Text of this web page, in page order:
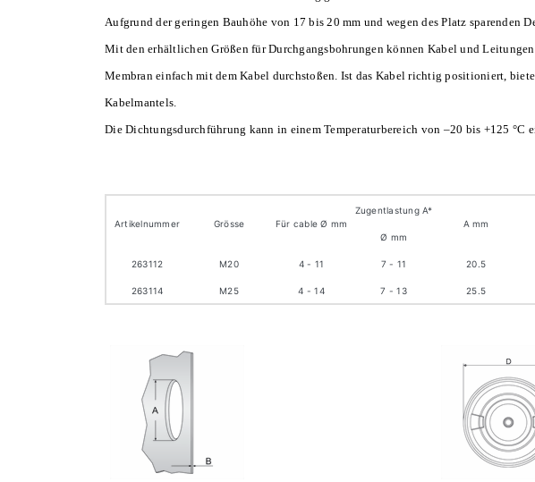
Aufgrund der geringen Bauhöhe von 17 bis 20 mm und wegen des Platz
Mit den erhältlichen Größen für Durchgangsbohrungen können Kabel und
Membran einfach mit dem Kabel durchstoßen. Ist das Kabel richtig positioniert,
Kabelmantels.
Die Dichtungsdurchführung kann in einem Temperaturbereich von –20 bis +125 °C
Artikelnummer Grösse Für cable Ø mm
Zugentlastung A*
Ø mm
A mm
263112 M20 4 - 11 7 - 11 20.5
263114 M25 4 - 14 7 - 13 25.5